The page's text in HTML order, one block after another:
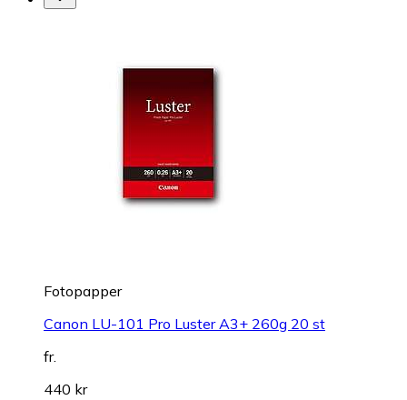
Fotopapper
Canon LU-101 Pro Luster A3+ 260g 20 st
fr.
440 kr